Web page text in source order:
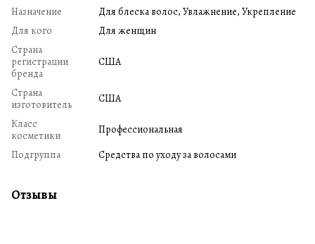
Назначение
Для блеска волос, Увлажнение, Укрепление
Для кого
Для женщин
Страна
регистрации
бренда
США
Страна
изготовитель
США
Класс
косметики
Профессиональная
Подгруппа
Средства по уходу за волосами
Отзывы